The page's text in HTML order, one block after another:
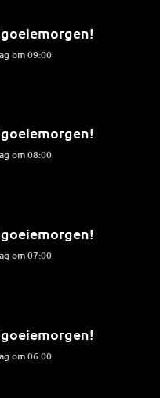
om 09:00
om 08:00
om 07:00
om 06:00